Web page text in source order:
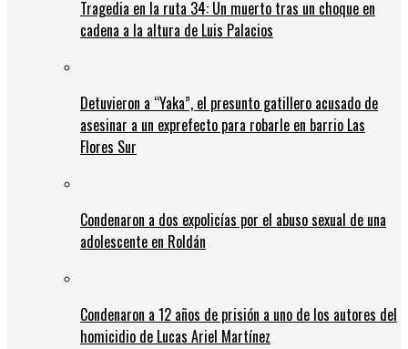
Tragedia en la ruta 34: Un muerto tras un choque en
cadena a la altura de Luis Palacios
Detuvieron a “Yaka”, el presunto gatillero acusado de
asesinar a un exprefecto para robarle en barrio Las
Flores Sur
Condenaron a dos expolicías por el abuso sexual de una
adolescente en Roldán
Condenaron a 12 años de prisión a uno de los autores del
homicidio de Lucas Ariel Martínez